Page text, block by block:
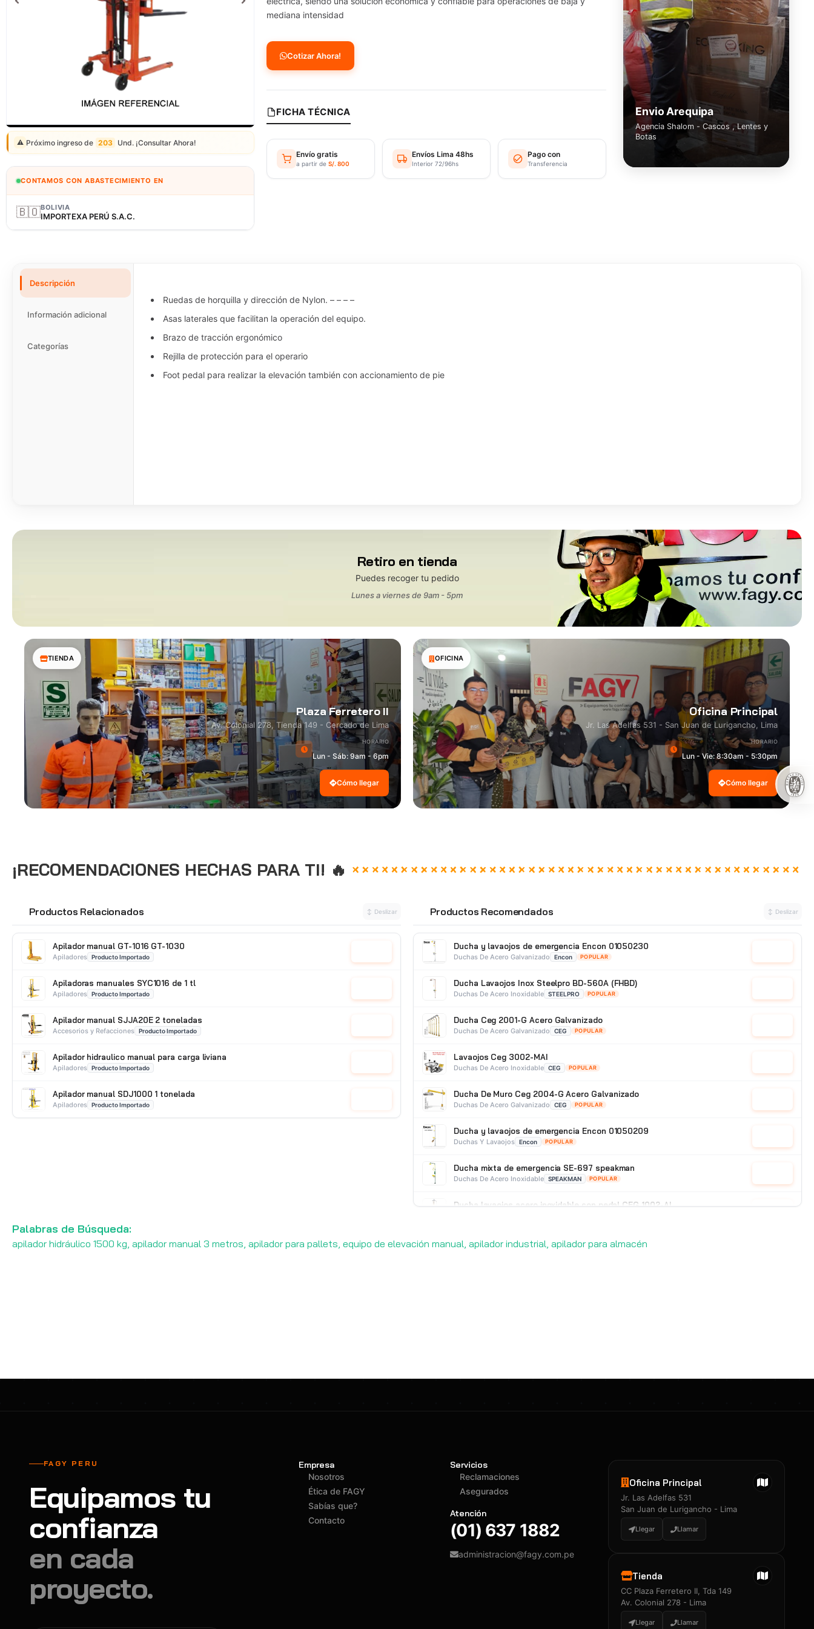
Certificados 3M
⚠️ Próximo ingreso de 203 Und. ¡Consultar Ahora!
CONTAMOS CON ABASTECIMIENTO EN
🇧🇴BOLIVIA
IMPORTEXA PERÚ S.A.C.
mediana intensidad
Cotizar Ahora!
FICHA TÉCNICA
Envío gratis
a partir deS/. 800
Envíos Lima 48hs
Interior 72/96hs
Pago con
Transferencia
Envio Arequipa
Agencia Shalom - Cascos , Lentes y
Botas
Descripción
Información adicional
Categorías
Ruedas de horquilla y dirección de Nylon. – – – –
Asas laterales que facilitan la operación del equipo.
Brazo de tracción ergonómico
Rejilla de protección para el operario
Foot pedal para realizar la elevación también con accionamiento de pie
Retiro en tienda
Puedes recoger tu pedido
Lunes a viernes de 9am - 5pm
TIENDA
Plaza Ferretero II
Av. Colonial 278, Tienda 149 - Cercado de Lima
HORARIO
Lun - Sáb: 9am - 6pm
Cómo llegar
OFICINA
Oficina Principal
Jr. Las Adelfas 531 - San Juan de Lurigancho, Lima
HORARIO
Lun - Vie: 8:30am - 5:30pm
Cómo llegar
¡RECOMENDACIONES HECHAS PARA TI! 🔥
Productos Relacionados ↕ Deslizar
Apilador manual GT-1016 GT-1030
Apiladores Producto Importado
Apiladoras manuales SYC1016 de 1 tl
Apiladores Producto Importado
Apilador manual SJJA20E 2 toneladas
Accesorios y Refacciones Producto Importado
Apilador hidraulico manual para carga liviana
Apiladores Producto Importado
Apilador manual SDJ1000 1 tonelada
Apiladores Producto Importado
Productos Recomendados ↕ Deslizar
Ducha y lavaojos de emergencia Encon 01050230
Duchas De Acero Galvanizado Encon POPULAR
Ducha Lavaojos Inox Steelpro BD-560A (FHBD)
Duchas De Acero Inoxidable STEELPRO POPULAR
Ducha Ceg 2001-G Acero Galvanizado
Duchas De Acero Galvanizado CEG POPULAR
Lavaojos Ceg 3002-MAI
Duchas De Acero Inoxidable CEG POPULAR
Ducha De Muro Ceg 2004-G Acero Galvanizado
Duchas De Acero Galvanizado CEG POPULAR
Ducha y lavaojos de emergencia Encon 01050209
Duchas Y Lavaojos Encon POPULAR
Ducha mixta de emergencia SE-697 speakman
Duchas De Acero Inoxidable SPEAKMAN POPULAR
Ducha lavaojos acero inoxidable con pedal CEG 1002-AI
Palabras de Búsqueda:
apilador hidráulico 1500 kg, apilador manual 3 metros, apilador para pallets, equipo de elevación manual, apilador industrial, apilador para almacén
FAGY PERU
Equipamos tu
confianza
en cada
proyecto.
Empresa
Nosotros
Ética de FAGY
Sabías que?
Contacto
Servicios
Reclamaciones
Asegurados
Atención
(01) 637 1882
administracion@fagy.com.pe
Oficina Principal
Jr. Las Adelfas 531
San Juan de Lurigancho - Lima
Llegar Llamar
Tienda
CC Plaza Ferretero II, Tda 149
Av. Colonial 278 - Lima
Llegar Llamar